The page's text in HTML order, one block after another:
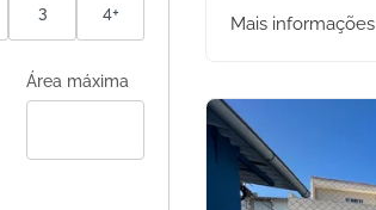
3 4+
Área máxima
Mais informações